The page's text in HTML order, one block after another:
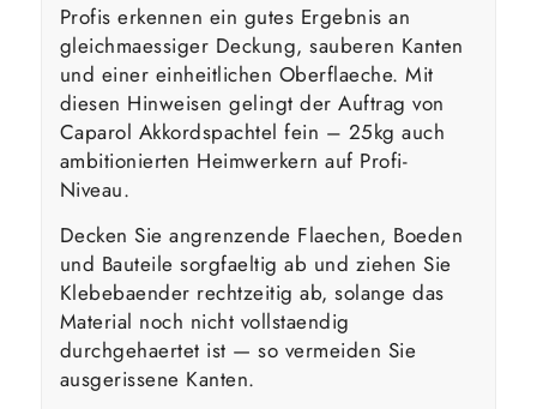
Profis erkennen ein gutes Ergebnis an
gleichmaessiger Deckung, sauberen Kanten
und einer einheitlichen Oberflaeche. Mit
diesen Hinweisen gelingt der Auftrag von
Caparol Akkordspachtel fein – 25kg auch
ambitionierten Heimwerkern auf Profi-
Niveau.
Decken Sie angrenzende Flaechen, Boeden
und Bauteile sorgfaeltig ab und ziehen Sie
Klebebaender rechtzeitig ab, solange das
Material noch nicht vollstaendig
durchgehaertet ist — so vermeiden Sie
ausgerissene Kanten.